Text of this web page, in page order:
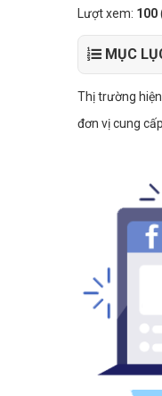
Lượt xem: 100
MỤC
Thị trường
đơn vị cung